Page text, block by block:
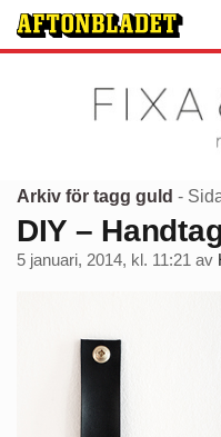
Arkiv för tagg guld -
DIY –
5 januari, 2014, kl. 11:21 av